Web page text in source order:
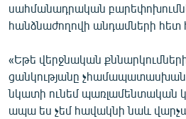
Русский
սահմանադրական
հանձնաժողովի անդամների
«Եթե վերջնական քննարկումների
ցանկությանը
նկատի ունեմ պառլամենտական
ապա ես չեմ հավակնի նաև